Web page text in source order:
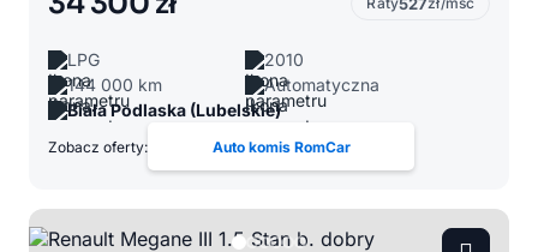
LPG
2010
144 000 km
Automatyczna
Biała Podlaska (Lubelskie)
Zobacz oferty: Auto komis RomCar